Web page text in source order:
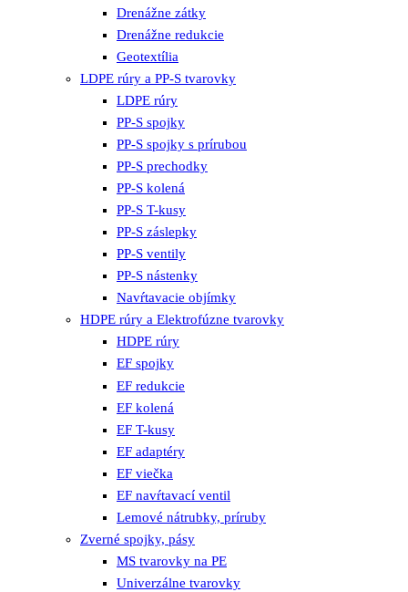
Drenážne zátky
Drenážne redukcie
Geotextília
LDPE rúry a PP-S tvarovky
LDPE rúry
PP-S spojky
PP-S spojky s prírubou
PP-S prechodky
PP-S kolená
PP-S T-kusy
PP-S záslepky
PP-S ventily
PP-S nástenky
Navŕtavacie objímky
HDPE rúry a Elektrofúzne tvarovky
HDPE rúry
EF spojky
EF redukcie
EF kolená
EF T-kusy
EF adaptéry
EF viečka
EF navŕtavací ventil
Lemové nátrubky, príruby
Zverné spojky, pásy
MS tvarovky na PE
Univerzálne tvarovky